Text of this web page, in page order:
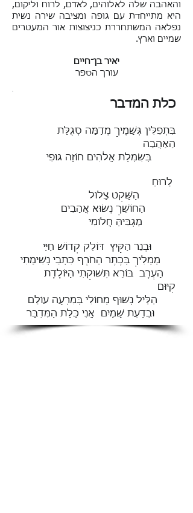
והאהבה שלה לאלוהים, לאדם, לרוח וליקום,
היא מתייחדת עם גופה ומציבה שירה נשית
נפלאה המשתחררת כניצוצות אור המעטרים
שמיים וארץ.
יאיר בן־חיים
עורך הספר
כלת המדבר
בִּתְפִלִּין גְּשָׁמֶיךָ מְדַמָּה סְגֻלַּת
הָאַהֲבָה
בְּשִׂמְלַת אֱלֹהִים חוֹזָה גּוּפִי
לָרוּחַ
הַשָּׁקֵט צָלוּל
הַחוֹשֵׁךְ נְשׂוּא אֲהָבִים
מַגְבִּיהַּ חֲלוֹמִי
וּבְנֵר הַקַּיִץ דּוֹלֵק קְדוֹשׁ חַיַּי
מַמְלִיךְ בְּכֶתֶר הַחֹרֶף כִּתְבֵי נְשִׁימָתִי
הָעֶרֶב בּוֹרֵא תְּשׁוּקָתִי הַיּוֹלֶדֶת
קִיּוּם
הַלַּיִל נְשׁוּף מְחוֹלִי בְּמִרְעֵה עוֹלָם
וּבְדַעַת שָׁמַיִם אֲנִי כַּלַּת הַמִּדְבָּר